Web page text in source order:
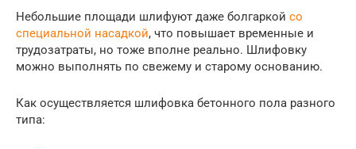
Небольшие площади шлифуют даже болгаркой со
специальной насадкой, что повышает временные и
трудозатраты, но тоже вполне реально. Шлифовку
можно выполнять по свежему и старому основанию.
Как осуществляется шлифовка бетонного пола разного
типа: